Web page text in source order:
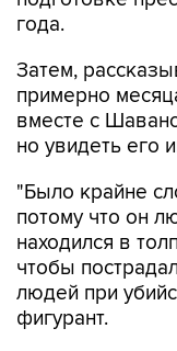
года.
Затем,
примерно
вместе с
но увидеть его
"Было крайне
потому что он
находился в
чтобы
людей при
фигурант.